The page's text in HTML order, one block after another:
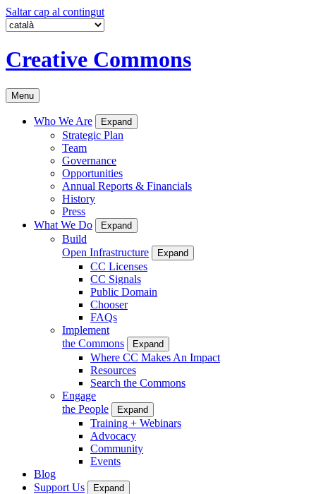
Saltar cap al contingut
Creative Commons
Menu
Who We Are Expand
Strategic Plan
Team
Governance
Opportunities
Annual Reports & Financials
History
Press
What We Do
Expand
Build
Open Infrastructure
Expand
CC Licenses
CC Signals
Public Domain
Chooser
FAQs
Implement
the Commons
Expand
Where CC Makes An Impact
Resources
Search the Commons
Engage
the People
Expand
Training + Webinars
Advocacy
Community
Events
Blog
Support Us
Expand